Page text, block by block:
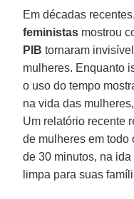
Em décadas
feministas mostrou
PIB tornaram
mulheres. Enquanto
o uso do tempo
na vida das
Um relatório recente
de mulheres em todo
de 30 minutos, na
limpa para suas